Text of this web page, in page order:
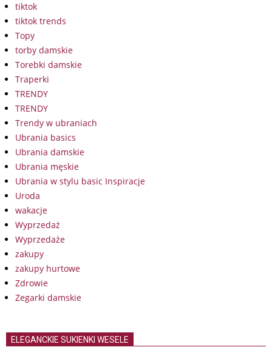
tiktok
tiktok trends
Topy
torby damskie
Torebki damskie
Traperki
TRENDY
TRENDY
Trendy w ubraniach
Ubrania basics
Ubrania damskie
Ubrania męskie
Ubrania w stylu basic Inspiracje
Uroda
wakacje
Wyprzedaż
Wyprzedaże
zakupy
zakupy hurtowe
Zdrowie
Zegarki damskie
ELEGANCKIE SUKIENKI WESELE